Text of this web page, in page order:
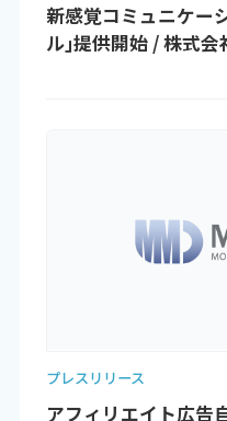
新感覚コミュニケー
ル｣提供開始 / 株式
プレスリリース
アフィリエイト広告